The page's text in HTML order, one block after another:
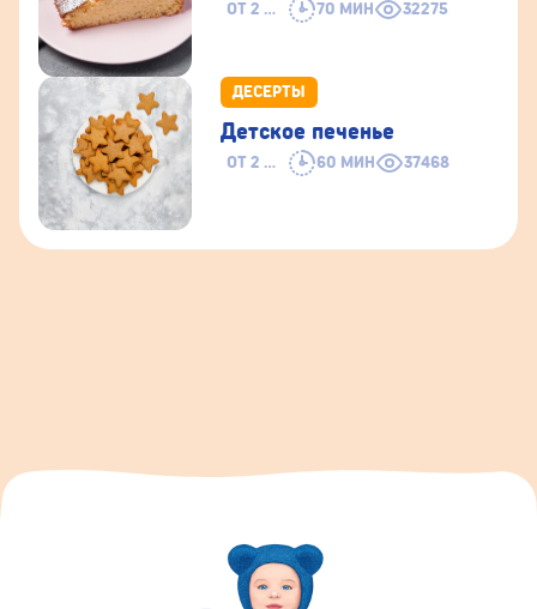
ОТ 2 ЛЕТ 70 МИН 32275
ДЕСЕРТЫ
ОТ 2 ЛЕТ 60 МИН 37468
Детское печенье